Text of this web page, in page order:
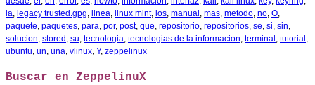
la, legacy trusted.gpg, linea, linux mint, los, manual , mas, metodo, no, O,
paquete, paquetes, para, por, post, que, repositorio, repositorios, se, si, sin,
solucion, stored , su, tecnologia, tecnologias de la informacion, terminal , tutorial ,
ubuntu, un, una, vlinux, Y, zeppelinux
Buscar en ZeppelinuX